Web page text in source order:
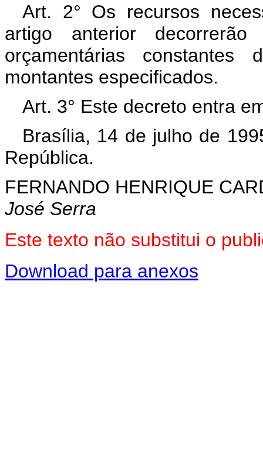
Art. 2° Os recursos
artigo anterior
orçamentárias
montantes especificados.
Art. 3° Este decreto entra
Brasília, 14 de julho de
República.
FERNANDO HENRIQUE
José Serra
Este texto não substitui o
Download para anexos